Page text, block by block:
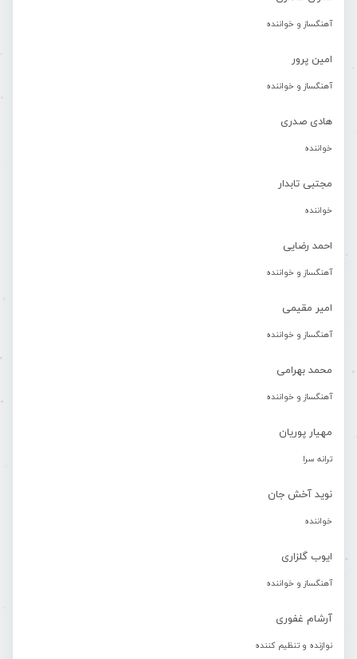
آهنگساز و خواننده
امین پرور
آهنگساز و خواننده
هادی صدری
خواننده
مجتبی تابدار
خواننده
احمد رضایی
آهنگساز و خواننده
امیر مقیمی
آهنگساز و خواننده
محمد بهرامی
آهنگساز و خواننده
مهیار پوریان
ترانه سرا
نوید آخش جان
خواننده
ایوب گلزاری
آهنگساز و خواننده
آرشام غفوری
نوازنده و تنظیم کننده